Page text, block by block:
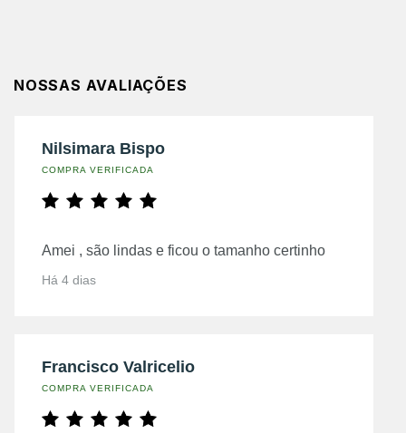
NOSSAS AVALIAÇÕES
Nilsimara Bispo
COMPRA VERIFICADA
Amei , são lindas e ficou o tamanho certinho
Há 4 dias
Francisco Valricelio
COMPRA VERIFICADA